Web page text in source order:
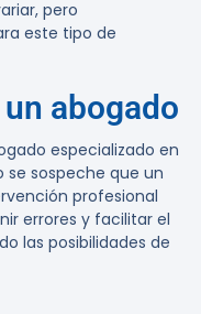
pero
este tipo de
abogado
especializado en
sospeche que un
profesional
errores y facilitar el
las posibilidades de